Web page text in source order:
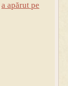
a apărut pe